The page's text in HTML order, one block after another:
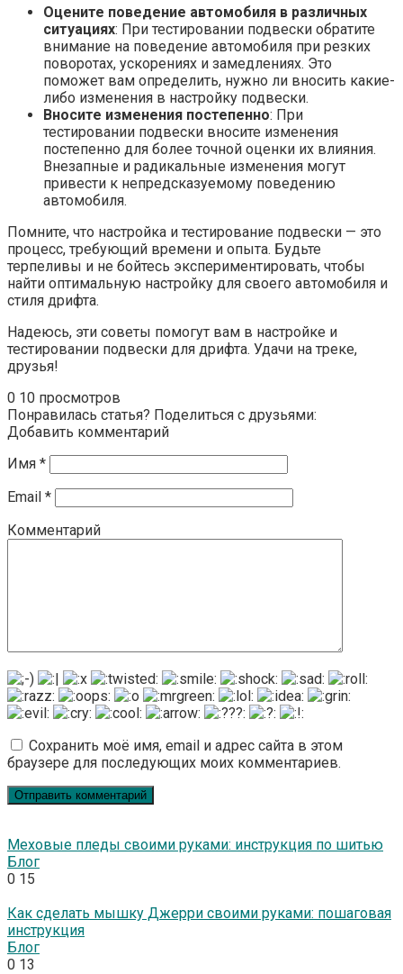
Оцените поведение автомобиля в различных
ситуациях: При тестировании подвески обратите
внимание на поведение автомобиля при резких
поворотах, ускорениях и замедлениях. Это
поможет вам определить, нужно ли вносить какие-
либо изменения в настройку подвески.
Вносите изменения постепенно: При
тестировании подвески вносите изменения
постепенно для более точной оценки их влияния.
Внезапные и радикальные изменения могут
привести к непредсказуемому поведению
автомобиля.
Помните, что настройка и тестирование подвески — это
процесс, требующий времени и опыта. Будьте
терпеливы и не бойтесь экспериментировать, чтобы
найти оптимальную настройку для своего автомобиля и
стиля дрифта.
Надеюсь, эти советы помогут вам в настройке и
тестировании подвески для дрифта. Удачи на треке,
друзья!
0 10 просмотров
Понравилась статья? Поделиться с друзьями:
Добавить комментарий
Имя *
Email *
Комментарий
Сохранить моё имя, email и адрес сайта в этом
браузере для последующих моих комментариев.
Меховые пледы своими руками: инструкция по шитью
Блог
0 15
Как сделать мышку Джерри своими руками: пошаговая
инструкция
Блог
0 13